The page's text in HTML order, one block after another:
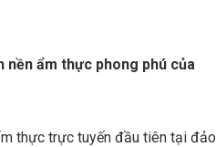
nền ẩm thực phong phú của
thực trực tuyến đầu tiên tại đảo